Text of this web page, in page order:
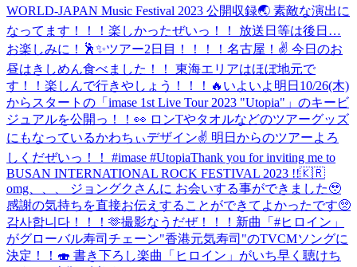
WORLD-JAPAN Music Festival 2023 公開収録🌏 素敵な演出に
なってます！！！楽しかったぜいっ！！ 放送日等は後日…
お楽しみに！🕺✨ツアー2日目！！！！名古屋！✌️ 今日のお
昼はきしめん食べました！！ 東海エリアはほぼ地元で
す！！楽しんで行きやしょう！！！🔥 いよいよ明日10/26(木)
からスタートの「imase 1st Live Tour 2023 "Utopia"」のキービ
ジュアルを公開っ！！👀 ロンTやタオルなどのツアーグッズ
にもなっているかわちぃデザイン✌ 明日からのツアーよろ
しくだぜいっ！！ #imase #UtopiaThank you for inviting me to
BUSAN INTERNATIONAL ROCK FESTIVAL 2023 !!🇰🇷
omg、、、 ジョングクさんに お会いする事ができました🥹
感謝の気持ちを直接お伝えすることができてよかったです🥺
감사합니다！！！🫶撮影なうだぜ！！！ 新曲「#ヒロイン」
がグローバル寿司チェーン"香港元気寿司"のTVCMソングに
決定！！🍣 書き下ろし楽曲「ヒロイン」がいち早く聴けち